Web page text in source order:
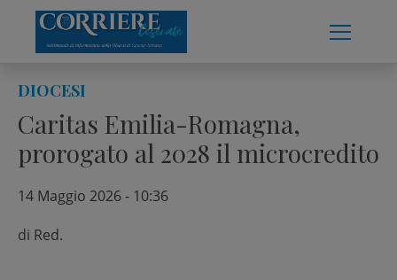
content
DIOCESI
Caritas Emilia-Romagna,
prorogato al 2028 il microcredito
14 Maggio 2026 - 10:36
di Red.